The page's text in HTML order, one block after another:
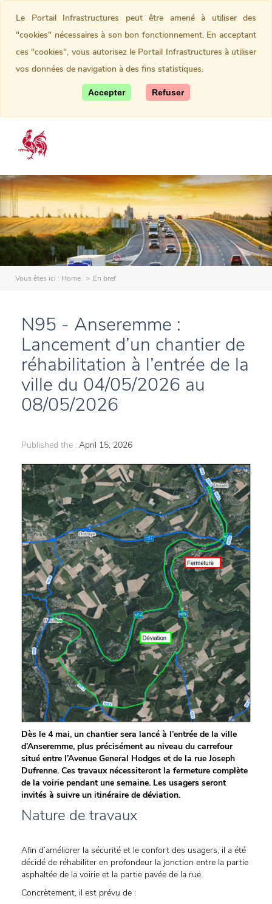
Vous êtes ici : Home En bref
N95 - Anseremme :
Lancement d’un chantier de
réhabilitation à l’entrée de la
ville du 04/05/2026 au
08/05/2026
Published the : April 15, 2026
Dès le 4 mai, un chantier sera lancé à l’entrée de la ville
d’Anseremme, plus précisément au niveau du carrefour
situé entre l’Avenue General Hodges et de la rue Joseph
Dufrenne. Ces travaux nécessiteront la fermeture complète
de la voirie pendant une semaine. Les usagers seront
invités à suivre un itinéraire de déviation.
Nature de travaux
Afin d’améliorer la sécurité et le confort des usagers, il a été
décidé de réhabiliter en profondeur la jonction entre la partie
asphaltée de la voirie et la partie pavée de la rue.
Concrètement, il est prévu de :
Le Portail Infrastructures peut être amené à utiliser des
"cookies" nécessaires à son bon fonctionnement. En acceptant
ces "cookies", vous autorisez le Portail Infrastructures à utiliser
vos données de navigation à des fins statistiques.
Accepter Refuser